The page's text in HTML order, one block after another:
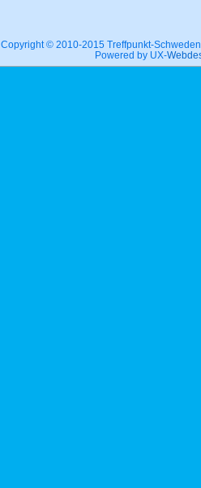
Copyright © 2010-2015 Treffpunkt-
Powered by UX-